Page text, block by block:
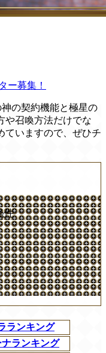
ー募集！
の契約機能と極星の
や召喚方法だけでな
ていますので、ぜひチ
件
ランキング
ランキング